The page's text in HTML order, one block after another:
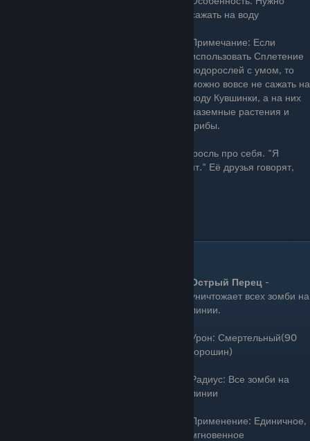
сажать на воду
Примечание: Если
использовать Сплетение
водорослей с умом, то
можно вовсе не сажать на
воду Кувшинки, а на них
наземные растения и
грибы.
"Я совершенно невидима," - думает Водоросль про себя. "Я
спрячусь под водой и никто меня не увидит." Её друзья говорят,
Острый Перец -
уничтожает всех зомби на
линии.
Урон: Смертельный(90
горошин)
Радиус: Все зомби на
линии
Применение: Единичное,
мгновенное